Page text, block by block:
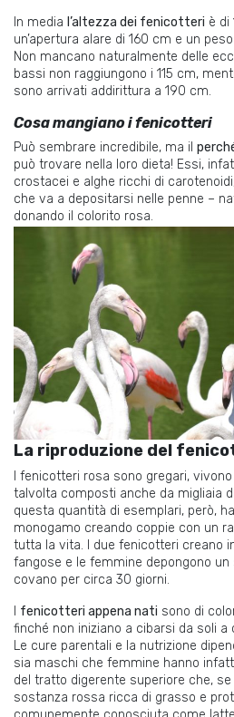
In media l’altezza dei fenicotteri è di
un’apertura alare di 160 cm e un
Non mancano naturalmente delle
bassi non raggiungono i 115 cm,
sono arrivati addirittura a 190 cm.
Cosa mangiano i fenicotteri
Può sembrare incredibile, ma il
può trovare nella loro dieta! Essi,
crostacei e alghe ricchi di carotenoidi
che va a depositarsi nelle penne –
donando il colorito rosa.
La riproduzione del
I fenicotteri rosa sono gregari,
talvolta composti anche da migliaia
questa quantità di esemplari, però,
monogamo creando coppie con un
tutta la vita. I due fenicotteri creano
fangose e le femmine depongono
covano per circa 30 giorni.
fenicotteri appena nati sono di
finché non iniziano a cibarsi da soli
Le cure parentali e la nutrizione
sia maschi che femmine hanno
del tratto digerente superiore che,
sostanza rossa ricca di grasso e